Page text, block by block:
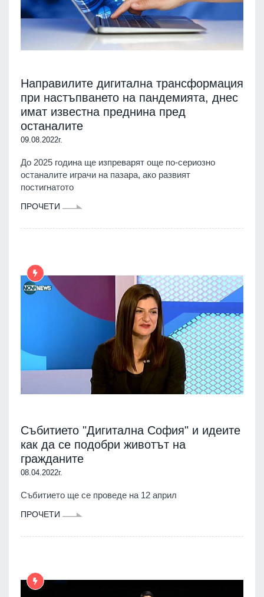
Направилите дигитална трансформация
при настъпването на пандемията, днес
имат известна преднина пред
останалите
09.08.2022г.
До 2025 година ще изпреварят още по-сериозно
останалите играчи на пазара, ако развият
постигнатото
ПРОЧЕТИ
Събитието "Дигитална София" и идеите
как да се подобри животът на
гражданите
08.04.2022г.
Събитието ще се проведе на 12 април
ПРОЧЕТИ